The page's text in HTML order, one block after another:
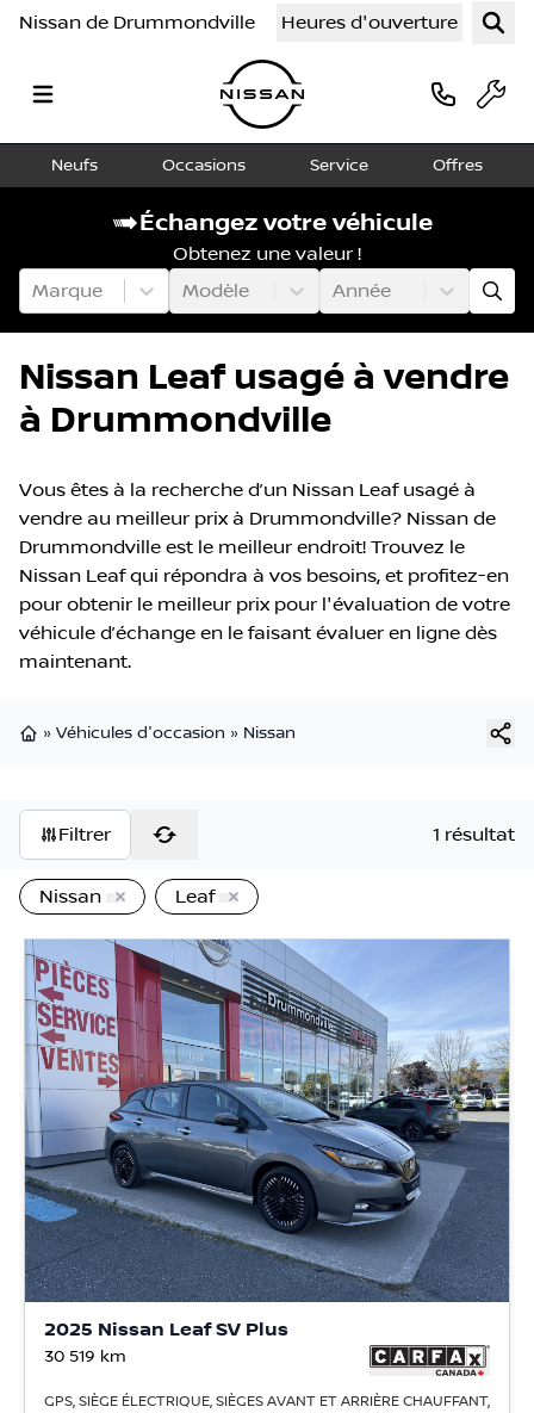
Nissan de Drummondville Heures d'ouverture
Neufs Occasions Service Offres
Échangez votre véhicule
Obtenez une valeur !
Marque
Modèle Année
Nissan Leaf usagé à vendre
à Drummondville
Vous êtes à la recherche d’un Nissan Leaf usagé à
vendre au meilleur prix à Drummondville? Nissan de
Drummondville est le meilleur endroit! Trouvez le
Nissan Leaf qui répondra à vos besoins, et profitez-en
pour obtenir le meilleur prix pour l'évaluation de votre
véhicule d’échange en le faisant évaluer en ligne dès
maintenant.
» Véhicules d'occasion » Nissan
Filtrer 1 résultat
Nissan Leaf
2025 Nissan Leaf SV Plus
30 519 km
GPS, SIÈGE ÉLECTRIQUE, SIÈGES AVANT ET ARRIÈRE CHAUFFANT,